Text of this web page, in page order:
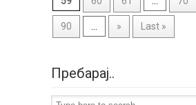
90 » Last »
Пребарај..